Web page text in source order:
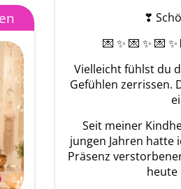
❣
💌 ✨ 💌 ✨ 💌
Vielleicht fühlst du
Gefühlen zerrissen.
Seit meiner
jungen Jahren
Präsenz
heute